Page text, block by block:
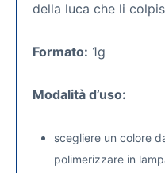
della luca che li
Formato: 1g
Modalità d’uso:
scegliere un colore
polimerizzare in